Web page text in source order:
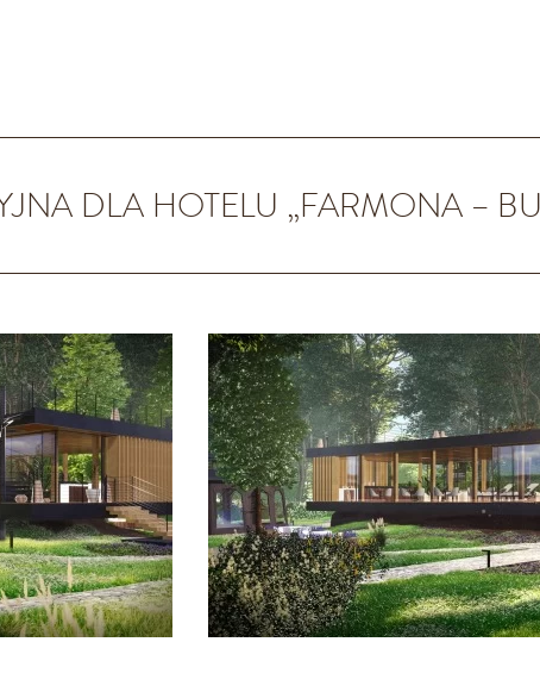
DLA HOTELU „FARMONA –